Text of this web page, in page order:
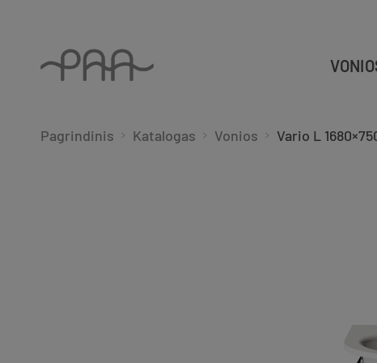
Pagrindinis Katalogas Vonios Vario L